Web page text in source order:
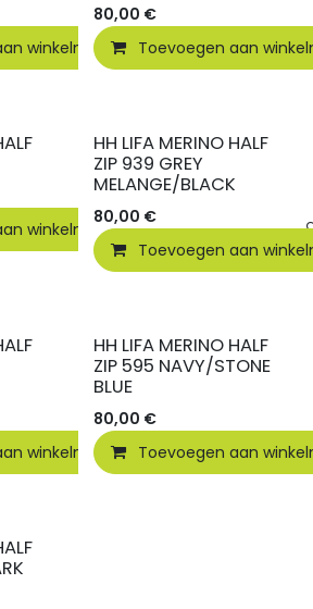
winkelmandje
Vergelijken
80,00 €
Toevoegen aan
winkelmandje
Vergelijken
HH LIFA MERINO HALF
ZIP 939 GREY
MELANGE/BLACK
80,00 €
Toevoegen aan
winkelmandje
Vergelijken
HH LIFA MERINO HALF
ZIP 595 NAVY/STONE
BLUE
80,00 €
Toevoegen aan